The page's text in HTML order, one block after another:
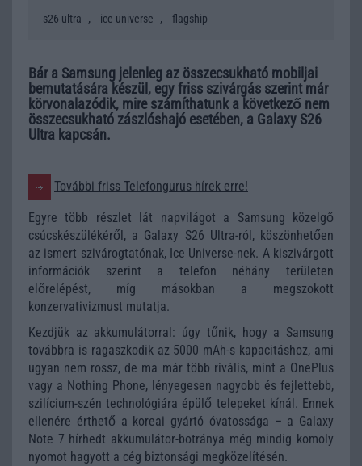
s26 ultra , ice universe , flagship
Bár a Samsung jelenleg az összecsukható mobiljai
bemutatására készül, egy friss szivárgás szerint már
körvonalazódik, mire számíthatunk a következő nem
összecsukható zászlóshajó esetében, a Galaxy S26
Ultra kapcsán.
További friss Telefongurus hírek erre!
Egyre több részlet lát napvilágot a Samsung közelgő
csúcskészülékéről, a Galaxy S26 Ultra-ról, köszönhetően
az ismert szivárogtatónak, Ice Universe-nek. A kiszivárgott
információk szerint a telefon néhány területen
előrelépést, míg másokban a megszokott
konzervativizmust mutatja.
Kezdjük az akkumulátorral: úgy tűnik, hogy a Samsung
továbbra is ragaszkodik az 5000 mAh-s kapacitáshoz, ami
ugyan nem rossz, de ma már több rivális, mint a OnePlus
vagy a Nothing Phone, lényegesen nagyobb és fejlettebb,
szilícium-szén technológiára épülő telepeket kínál. Ennek
ellenére érthető a koreai gyártó óvatossága – a Galaxy
Note 7 hírhedt akkumulátor-botránya még mindig komoly
nyomot hagyott a cég biztonsági megközelítésén.